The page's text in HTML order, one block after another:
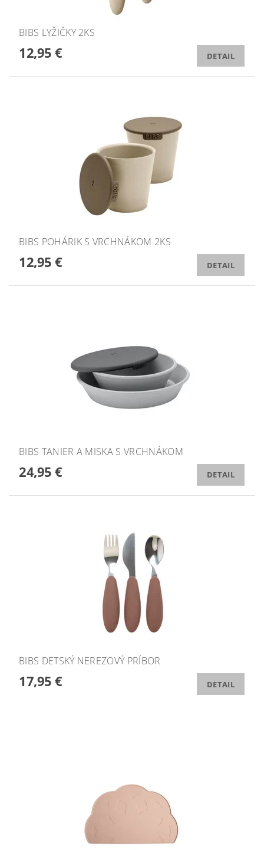
BIBS LYŽIČKY 2KS
12,95 € DETAIL
BIBS POHÁRIK S VRCHNÁKOM 2KS
12,95 € DETAIL
BIBS TANIER A MISKA S VRCHNÁKOM
24,95 € DETAIL
BIBS DETSKÝ NEREZOVÝ PRÍBOR
17,95 € DETAIL